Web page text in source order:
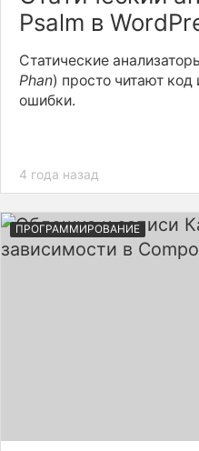
Psalm в
Статические
Phan) просто читают
ошибки.
4 года назад
ПРОГРАММИРОВАНИЕ